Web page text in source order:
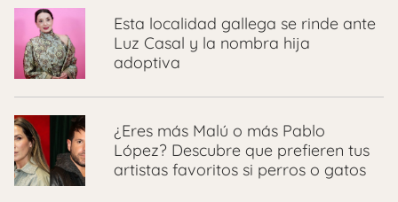
Esta localidad gallega se rinde ante
Luz Casal y la nombra hija
adoptiva
¿Eres más Malú o más Pablo
López? Descubre que prefieren tus
artistas favoritos si perros o gatos